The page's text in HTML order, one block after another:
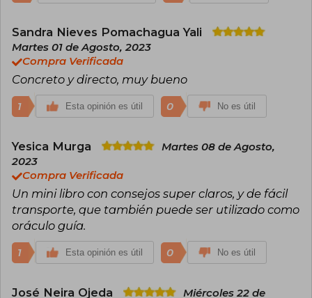
Sandra Nieves Pomachagua Yali
Martes 01 de Agosto, 2023
Compra Verificada
Concreto y directo, muy bueno
1 Esta opinión es útil 0 No es útil
Yesica Murga
Martes 08 de Agosto,
2023
Compra Verificada
Un mini libro con consejos super claros, y de fácil
transporte, que también puede ser utilizado como
oráculo guía.
1 Esta opinión es útil 0 No es útil
José Neira Ojeda Miércoles 22 de